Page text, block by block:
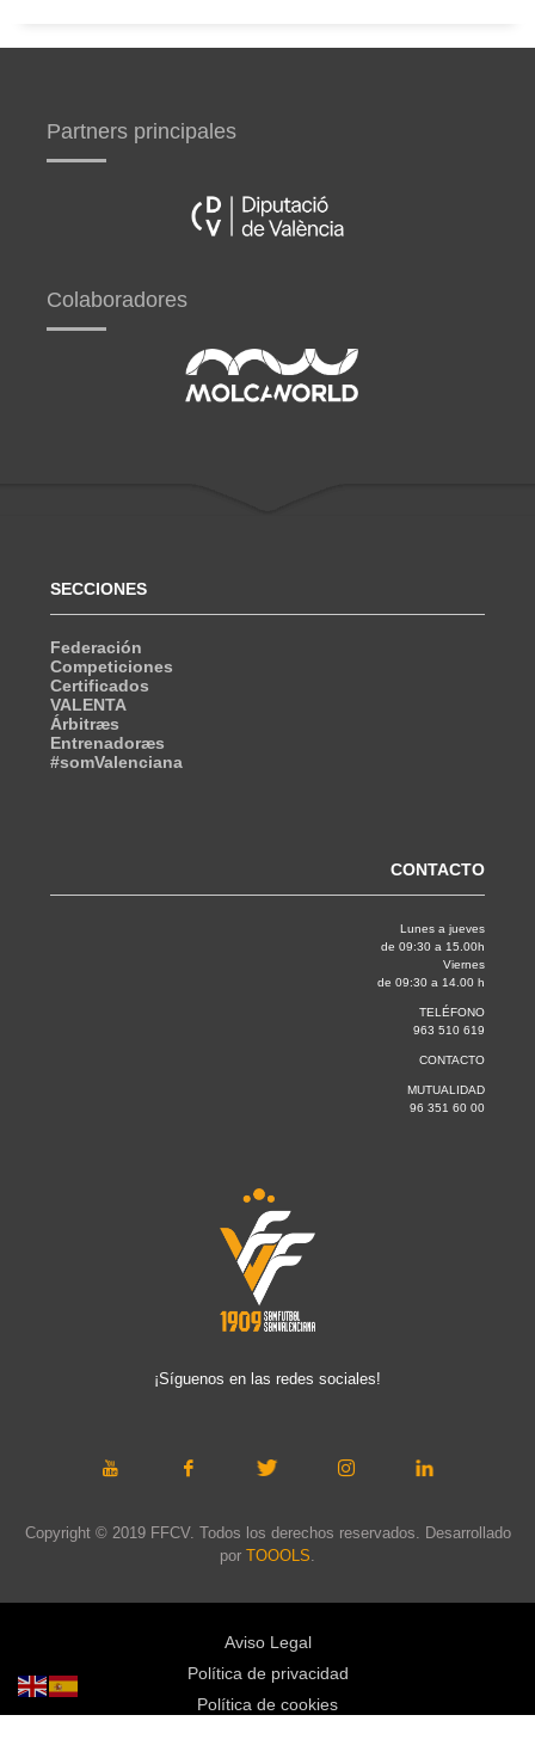
Partners principales
Colaboradores
SECCIONES
Federación
Competiciones
Certificados
VALENTA
Árbitræs
Entrenadoræs
#somValenciana
CONTACTO
Lunes a jueves
de 09:30 a 15.00h
Viernes
de 09:30 a 14.00 h
TELÉFONO
963 510 619
CONTACTO
MUTUALIDAD
96 351 60 00
¡Síguenos en las redes sociales!
Copyright © 2019 FFCV. Todos los derechos reservados. Desarrollado
por TOOOLS
Aviso Legal
Política de privacidad
Política de cookies